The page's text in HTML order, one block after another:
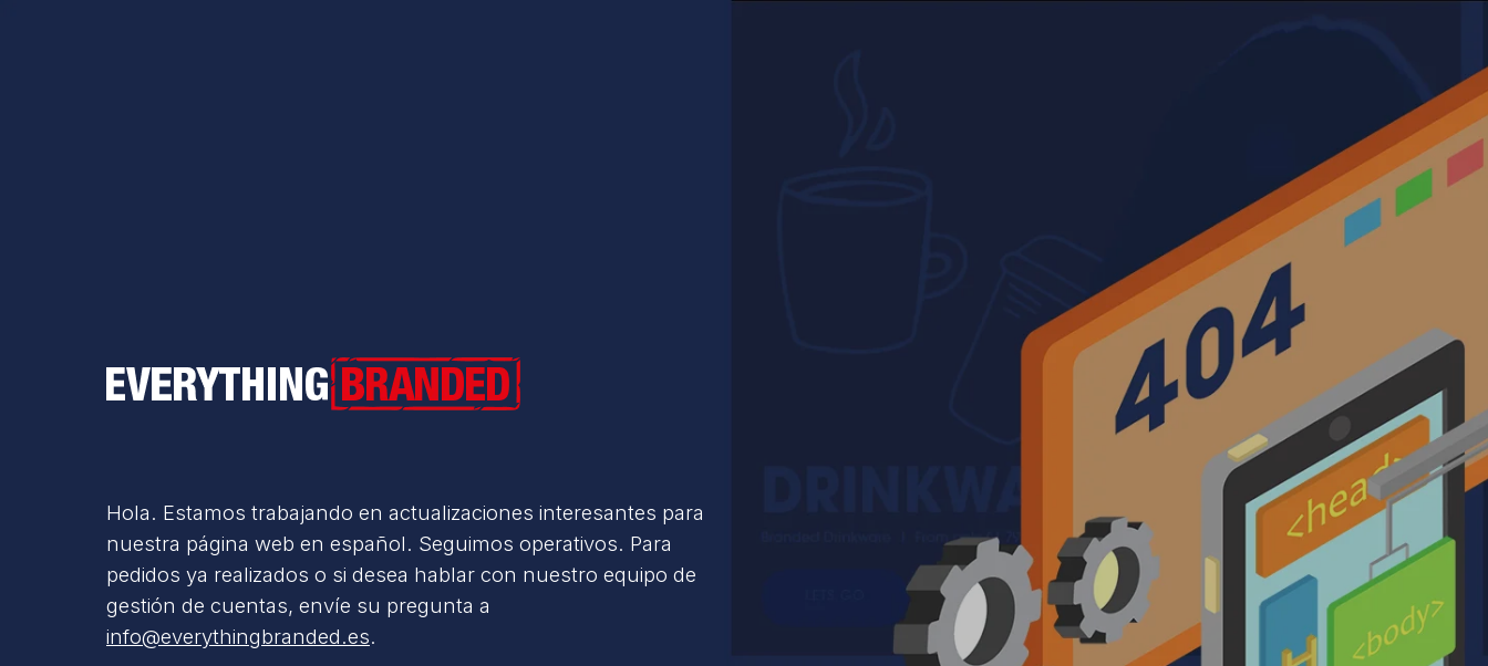
Everything Branded
Hola. Estamos trabajando en actualizaciones interesantes para
nuestra página web en español. Seguimos operativos. Para
pedidos ya realizados o si desea hablar con nuestro equipo de
gestión de cuentas, envíe su pregunta a
info@everythingbranded.es.